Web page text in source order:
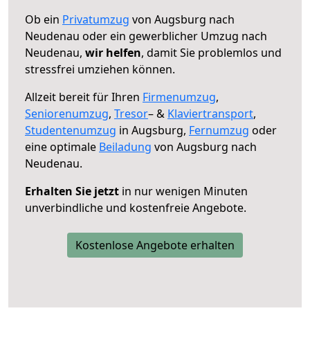
Ob ein Privatumzug von Augsburg nach
Neudenau oder ein gewerblicher Umzug nach
Neudenau, wir helfen, damit Sie problemlos und
stressfrei umziehen können.
Allzeit bereit für Ihren Firmenumzug,
Seniorenumzug, Tresor– & Klaviertransport,
Studentenumzug in Augsburg, Fernumzug oder
eine optimale Beiladung von Augsburg nach
Neudenau.
Erhalten Sie jetzt in nur wenigen Minuten
unverbindliche und kostenfreie Angebote.
Kostenlose Angebote erhalten